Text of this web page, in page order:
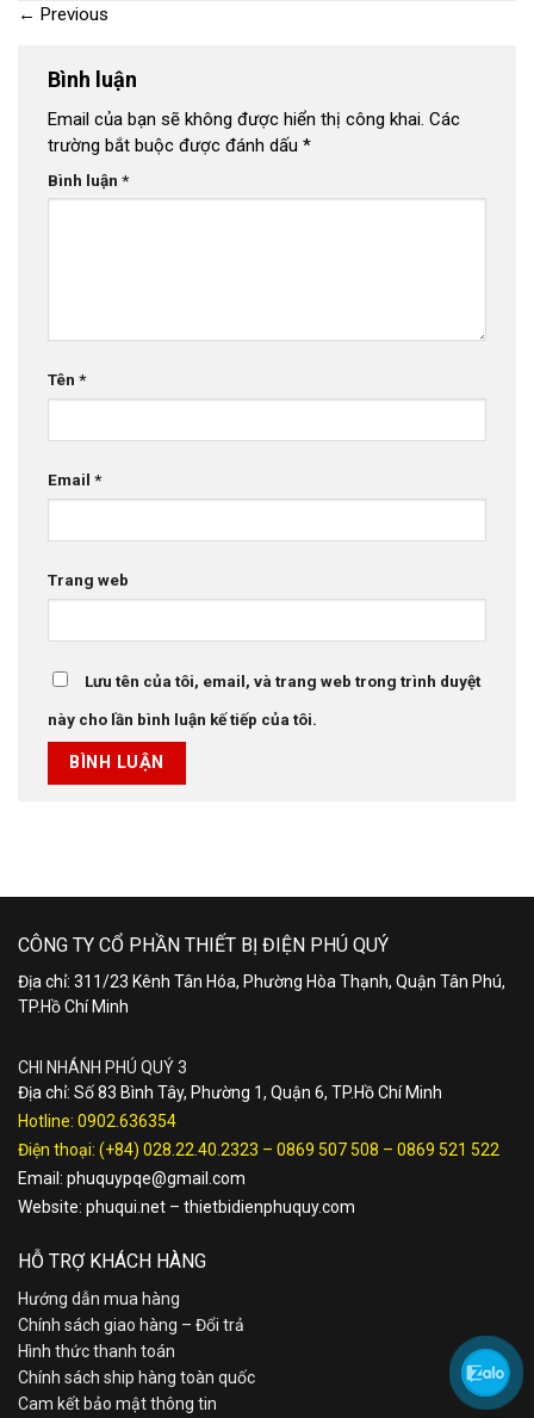
← Previous
Bình luận
Email của bạn sẽ không được hiển thị công khai. Các
trường bắt buộc được đánh dấu *
Bình luận *
Tên *
Email *
Trang web
Lưu tên của tôi, email, và trang web trong trình duyệt
này cho lần bình luận kế tiếp của tôi.
CÔNG TY CỔ PHẦN THIẾT BỊ ĐIỆN PHÚ QUÝ
Địa chỉ: 311/23 Kênh Tân Hóa, Phường Hòa Thạnh, Quận Tân Phú,
TP.Hồ Chí Minh
CHI NHÁNH PHÚ QUÝ 3
Địa chỉ: Số 83 Bình Tây, Phường 1, Quận 6, TP.Hồ Chí Minh
Hotline: 0902.636354
Điện thoại: (+84) 028.22.40.2323 – 0869 507 508 – 0869 521 522
Email: phuquypqe@gmail.com
Website: phuqui.net – thietbidienphuquy.com
HỖ TRỢ KHÁCH HÀNG
Hướng dẫn mua hàng
Chính sách giao hàng – Đổi trả
Hình thức thanh toán
Chính sách ship hàng toàn quốc
Cam kết bảo mật thông tin